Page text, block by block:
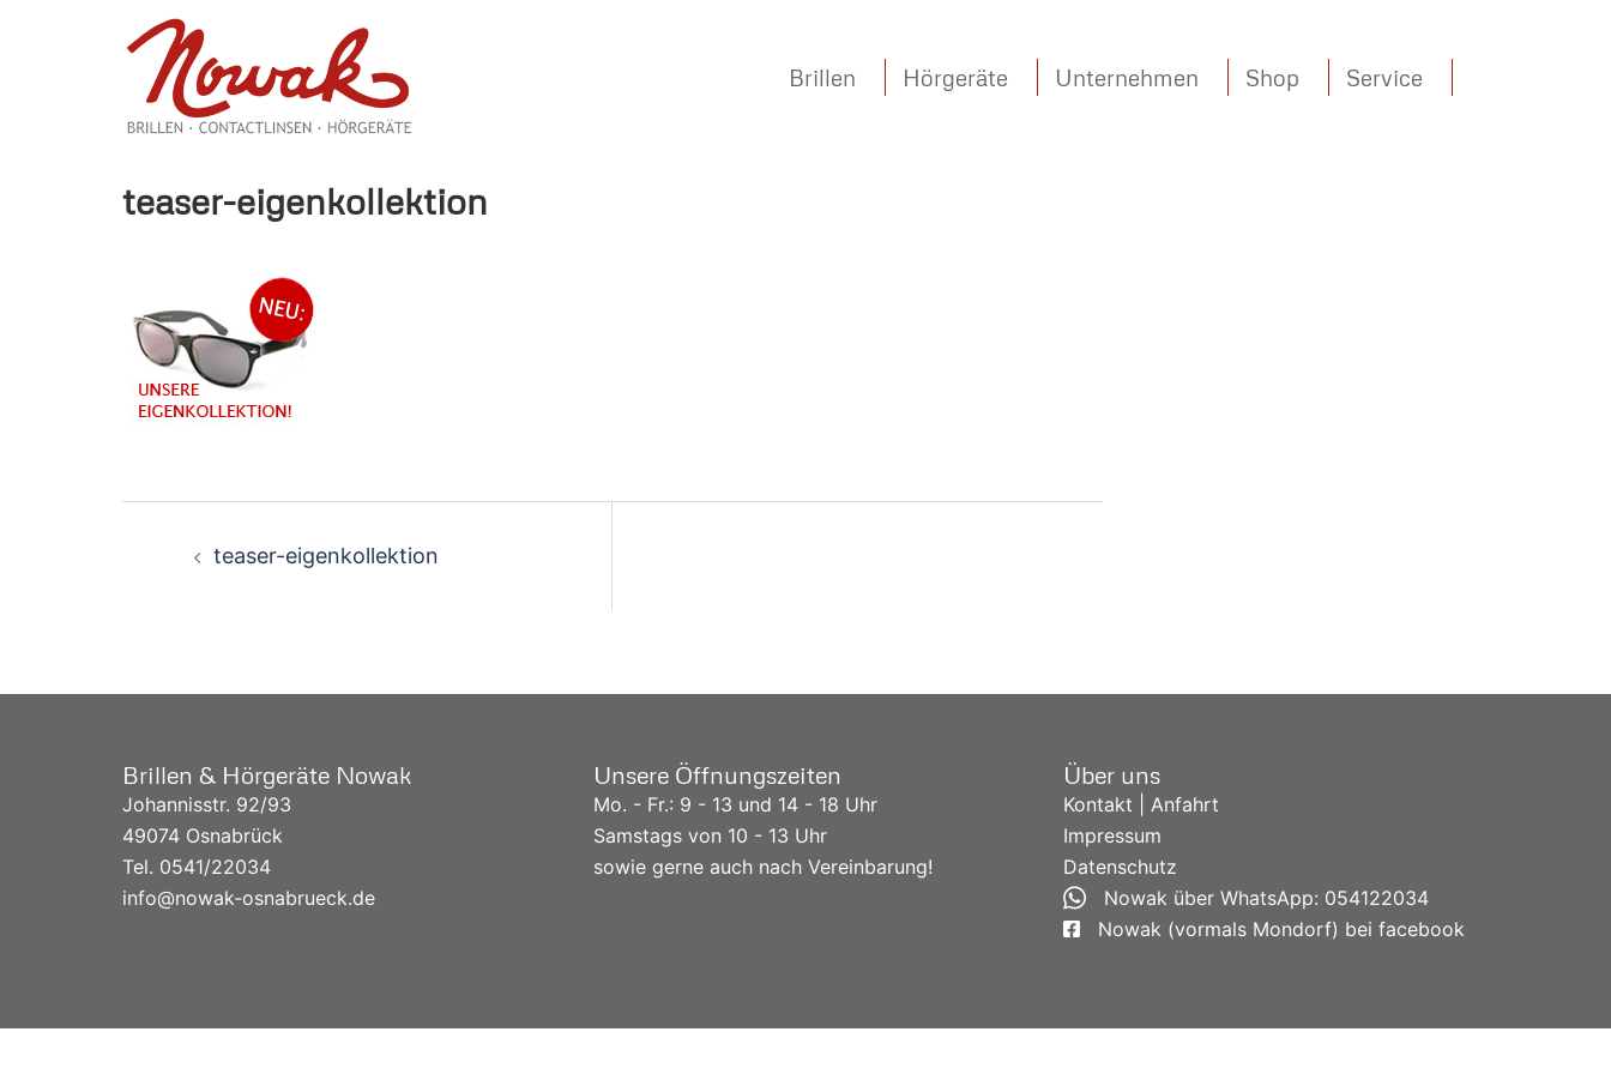
Brillen Hörgeräte Unternehmen Shop Service
teaser-eigenkollektion
Beitragsnavigation
teaser-eigenkollektion
Brillen & Hörgeräte Nowak
Johannisstr. 92/93
49074 Osnabrück
Tel. 0541/22034
info@nowak-osnabrueck.de
Unsere Öffnungszeiten
Mo. - Fr.: 9 - 13 und 14 - 18 Uhr
Samstags von 10 - 13 Uhr
sowie gerne auch nach Vereinbarung!
Über uns
Kontakt | Anfahrt
Impressum
Datenschutz
Nowak über WhatsApp: 054122034
Nowak (vormals Mondorf) bei facebook